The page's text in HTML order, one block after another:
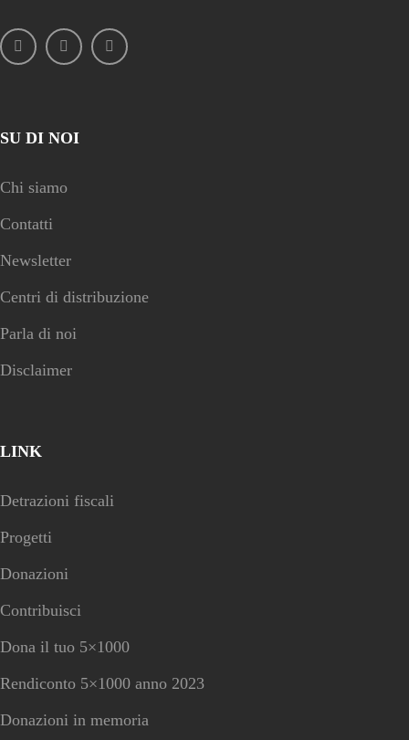
SU DI NOI
Chi siamo
Contatti
Newsletter
Centri di distribuzione
Parla di noi
Disclaimer
LINK
Detrazioni fiscali
Progetti
Donazioni
Contribuisci
Dona il tuo 5×1000
Rendiconto 5×1000 anno 2023
Donazioni in memoria